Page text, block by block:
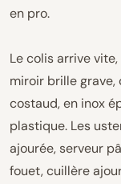
en pro.
Le colis arrive
miroir brille
costaud, en inox
plastique. Les
ajourée, serveur
fouet, cuillère